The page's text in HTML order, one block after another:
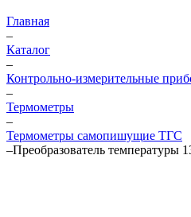
Главная
–
Каталог
–
Контрольно-измерительные
–
Термометры
–
Термометры самопишущие ТГС
–Преобразователь температуры